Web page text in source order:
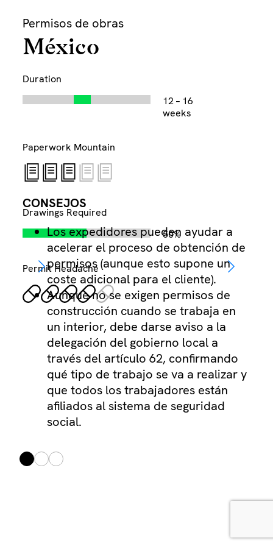
Permisos de obras
México
Duration
12 – 16
weeks
Paperwork Mountain
Drawings Required
50%
Permit Headache
CONSEJOS
Los expedidores pueden ayudar a
acelerar el proceso de obtención de
permisos (aunque esto supone un
coste adicional para el cliente).
Aunque no se exigen permisos de
construcción cuando se trabaja en
un interior, debe darse aviso a la
delegación del gobierno local a
través del artículo 62, confirmando
qué tipo de trabajo se va a realizar y
que todos los trabajadores están
afiliados al sistema de seguridad
social.